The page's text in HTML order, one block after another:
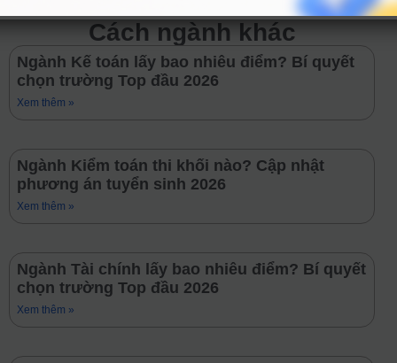
Cách ngành khác
Ngành Kế toán lấy bao nhiêu điểm? Bí quyết
chọn trường Top đầu 2026
Xem thêm »
Ngành Kiểm toán thi khối nào? Cập nhật
phương án tuyển sinh 2026
Xem thêm »
Ngành Tài chính lấy bao nhiêu điểm? Bí quyết
chọn trường Top đầu 2026
Xem thêm »